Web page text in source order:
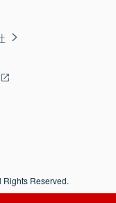
Rights Reserved.